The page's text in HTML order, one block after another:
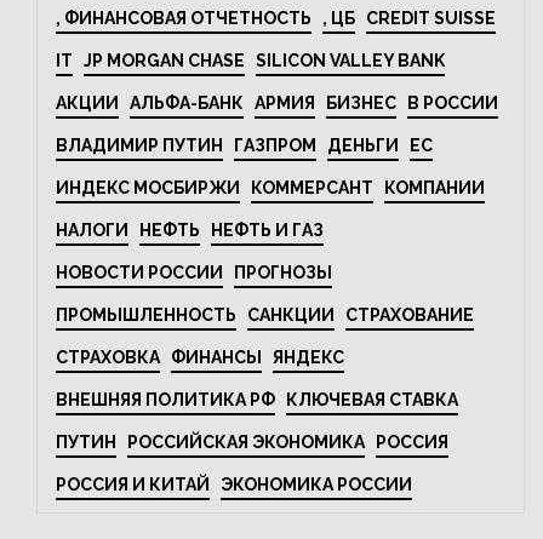
, ФИНАНСОВАЯ ОТЧЕТНОСТЬ , ЦБ CREDIT SUISSE
IT JP MORGAN CHASE SILICON VALLEY BANK
АКЦИИ АЛЬФА-БАНК АРМИЯ БИЗНЕС В РОССИИ
ВЛАДИМИР ПУТИН ГАЗПРОМ ДЕНЬГИ ЕС
ИНДЕКС МОСБИРЖИ КОММЕРСАНТ КОМПАНИИ
НАЛОГИ НЕФТЬ НЕФТЬ И ГАЗ
НОВОСТИ РОССИИ ПРОГНОЗЫ
ПРОМЫШЛЕННОСТЬ САНКЦИИ СТРАХОВАНИЕ
СТРАХОВКА ФИНАНСЫ ЯНДЕКС
ВНЕШНЯЯ ПОЛИТИКА РФ КЛЮЧЕВАЯ СТАВКА
ПУТИН РОССИЙСКАЯ ЭКОНОМИКА РОССИЯ
РОССИЯ И КИТАЙ ЭКОНОМИКА РОССИИ